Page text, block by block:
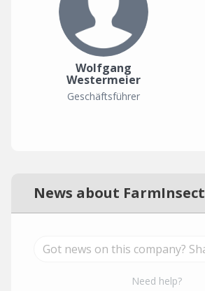
Wolfgang
Westermeier
Geschäftsführer
News about FarmInsect
Need help?